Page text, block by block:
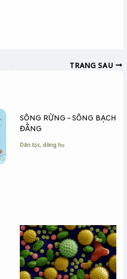
TRANG SAU
SÔNG RỪNG – SÔNG BẠCH
ĐẰNG
Dân tộc, dòng họ